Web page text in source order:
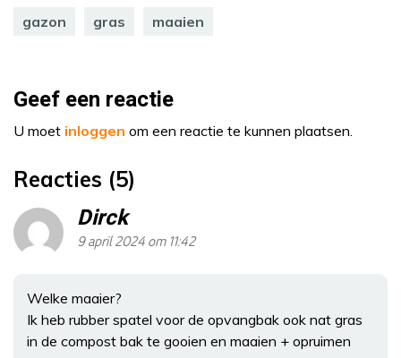
gazon gras maaien
Geef een reactie
U moet inloggen om een reactie te kunnen plaatsen.
Reacties (5)
Dirck
9 april 2024 om 11:42
Welke maaier?
Ik heb rubber spatel voor de opvangbak ook nat gras
in de compost bak te gooien en maaien + opruimen